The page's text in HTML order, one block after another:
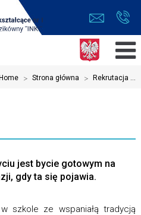
Home > Strona główna > Rekrutacja ...
jest bycie gotowym na
gdy ta się pojawia.
szkole ze wspaniałą tradycją